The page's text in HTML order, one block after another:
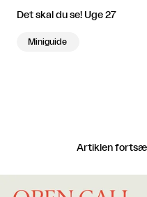
Det skal du se! Uge 27
Miniguide
Artiklen